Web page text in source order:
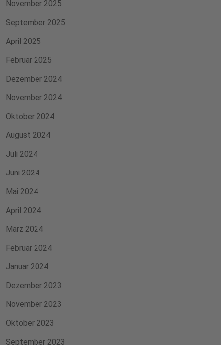
November 2025
September 2025
April 2025
Februar 2025
Dezember 2024
November 2024
Oktober 2024
August 2024
Juli 2024
Juni 2024
Mai 2024
April 2024
März 2024
Februar 2024
Januar 2024
Dezember 2023
November 2023
Oktober 2023
September 2023